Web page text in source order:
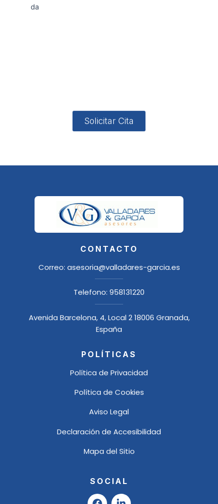
Solicitar Cita
CONTACTO
Correo: asesoria@valladares-garcia.es
Telefono: 958131220
Avenida Barcelona, 4, Local 2 18006 Granada,
España
POLÍTICAS
Política de Privacidad
Política de Cookies
Aviso Legal
Declaración de Accesibilidad
Mapa del Sitio
SOCIAL
F
L